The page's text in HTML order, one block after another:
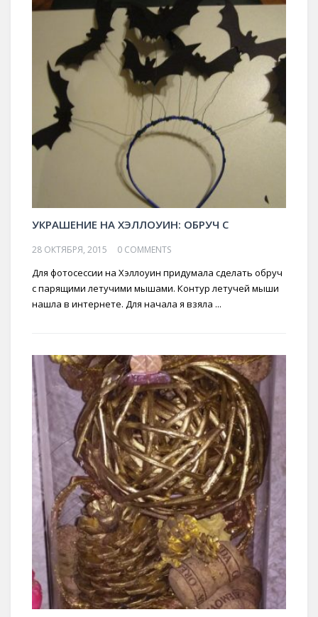
УКРАШЕНИЕ НА ХЭЛЛОУИН: ОБРУЧ С
28 ОКТЯБРЯ, 2015 0 COMMENTS
Для фотосессии на Хэллоуин придумала сделать обруч
с парящими летучими мышами. Контур летучей мыши
нашла в интернете. Для начала я взяла ...